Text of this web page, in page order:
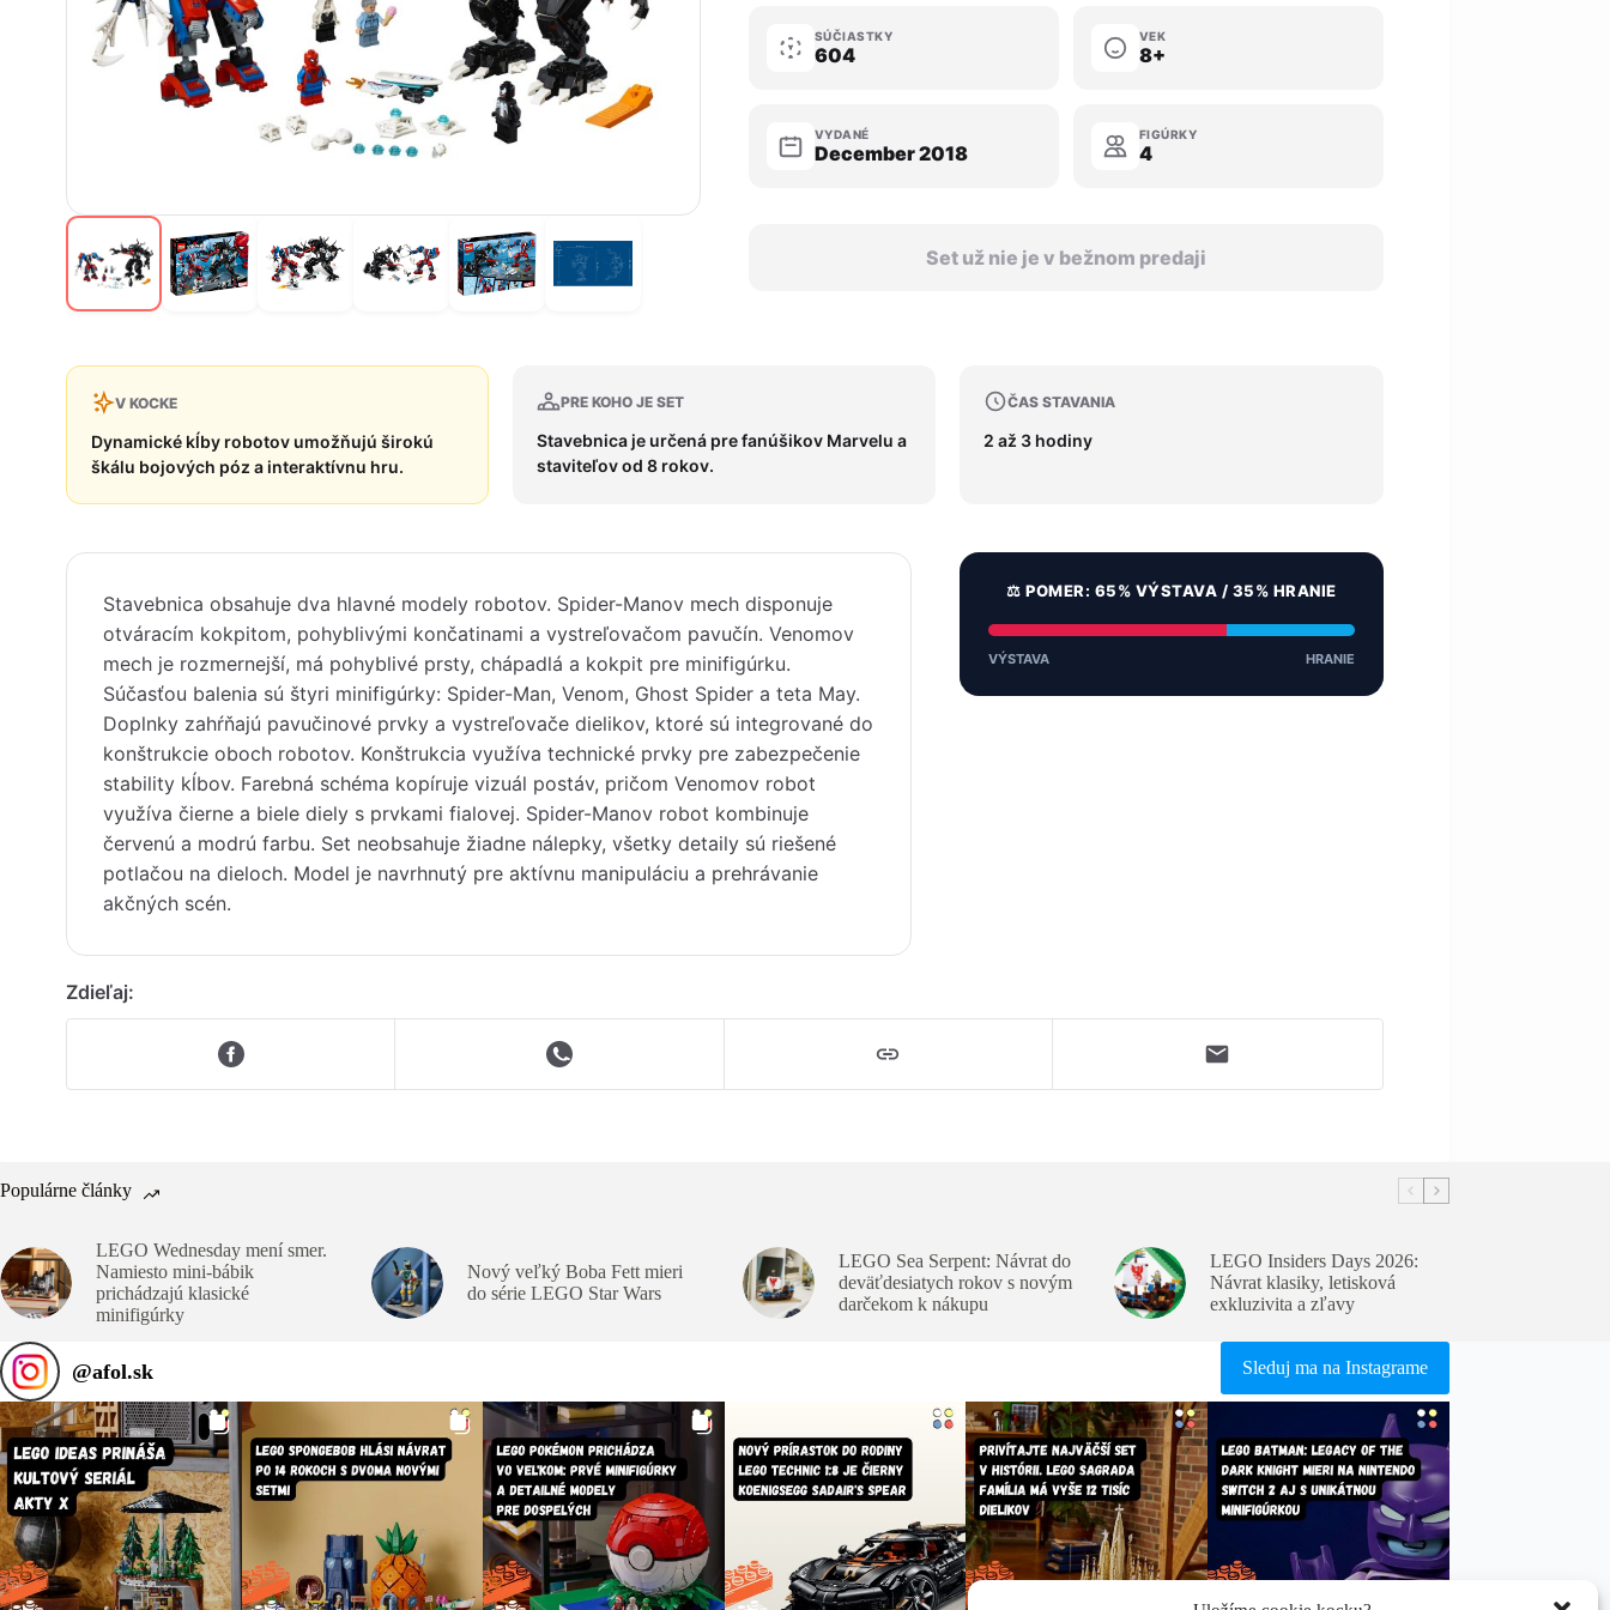
SÚČIASTKY
604
VEK
8+
VYDANÉ
December 2018
FIGÚRKY
4
Set už nie je v bežnom predaji
V KOCKE
Dynamické kĺby robotov umožňujú širokú
škálu bojových póz a interaktívnu hru.
PRE KOHO JE SET
Stavebnica je určená pre fanúšikov Marvelu a
staviteľov od 8 rokov.
ČAS STAVANIA
2 až 3 hodiny
Stavebnica obsahuje dva hlavné modely robotov. Spider-Manov mech disponuje
otváracím kokpitom, pohyblivými končatinami a vystreľovačom pavučín. Venomov
mech je rozmernejší, má pohyblivé prsty, chápadlá a kokpit pre minifigúrku.
Súčasťou balenia sú štyri minifigúrky: Spider-Man, Venom, Ghost Spider a teta May.
Doplnky zahŕňajú pavučinové prvky a vystreľovače dielikov, ktoré sú integrované do
konštrukcie oboch robotov. Konštrukcia využíva technické prvky pre zabezpečenie
stability kĺbov. Farebná schéma kopíruje vizuál postáv, pričom Venomov robot
využíva čierne a biele diely s prvkami fialovej. Spider-Manov robot kombinuje
červenú a modrú farbu. Set neobsahuje žiadne nálepky, všetky detaily sú riešené
potlačou na dieloch. Model je navrhnutý pre aktívnu manipuláciu a prehrávanie
akčných scén.
⚖️ POMER: 65% VÝSTAVA / 35% HRANIE
VÝSTAVA HRANIE
Zdieľaj:
Populárne články
LEGO Wednesday mení smer.
Namiesto mini-bábik
prichádzajú klasické
minifigúrky
Nový veľký Boba Fett mieri
do série LEGO Star Wars
LEGO Sea Serpent: Návrat do
deväťdesiatych rokov s novým
darčekom k nákupu
LEGO Insiders Days 2026:
Návrat klasiky, letisková
exkluzivita a zľavy
@afol.sk Sleduj ma na Instagrame